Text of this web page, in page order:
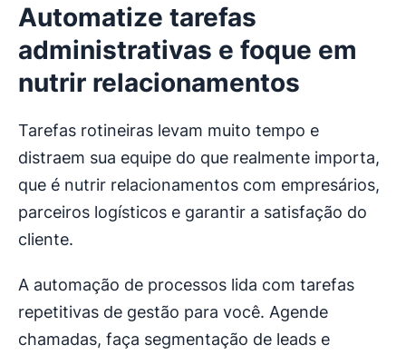
Automatize tarefas
administrativas e foque em
nutrir relacionamentos
Tarefas rotineiras levam muito tempo e
distraem sua equipe do que realmente importa,
que é nutrir relacionamentos com empresários,
parceiros logísticos e garantir a satisfação do
cliente.
A automação de processos lida com tarefas
repetitivas de gestão para você. Agende
chamadas, faça segmentação de leads e